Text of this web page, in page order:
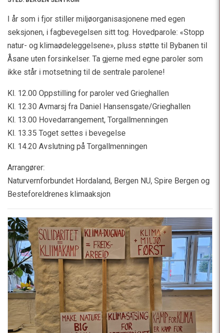
I år som i fjor stiller miljøorganisasjonene med egen
seksjonen, i fagbevegelsen sitt tog. Hovedparole: «Stopp
natur- og klimaødeleggelsene», pluss støtte til Bybanen til
Åsane uten forsinkelser. Ta gjerne med egne paroler som
ikke står i motsetning til de sentrale parolene!
Kl. 12.00 Oppstilling for paroler ved Grieghallen
Kl. 12.30 Avmarsj fra Daniel Hansensgate/Grieghallen
Kl. 13.00 Hovedarrangement, Torgallmenningen
Kl. 13.35 Toget settes i bevegelse
Kl. 14.20 Avslutning på Torgallmenningen
Arrangører:
Naturvernforbundet Hordaland, Bergen NU, Spire Bergen og
Besteforeldrenes klimaaksjon